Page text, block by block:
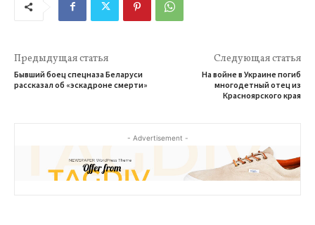
Предыдущая статья
Бывший боец спецназа Беларуси
рассказал об «эскадроне смерти»
Следующая статья
На войне в Украине погиб
многодетный отец из
Красноярского края
- Advertisement -